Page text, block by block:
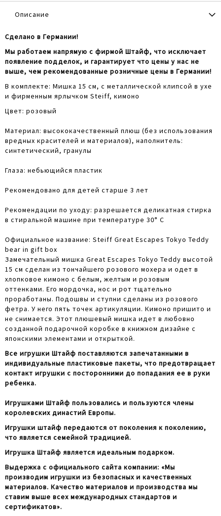
Описание
Сделано в Германии!
Мы работаем напрямую с фирмой Штайф, что исключает
появление подделок, и гарантирует что цены у нас не
выше, чем рекомендованные розничные цены в Германии!
В комплекте: Мишка 15 см, с металлической клипсой в ухе
и фирменным ярлычком Steiff, кимоно
Цвет: розовый
Материал: высококачественный плюш (без использования
вредных красителей и материалов), наполнитель:
синтетический, гранулы
Глаза: небьющийся пластик
Рекомендовано для детей старше 3 лет
Рекомендации по уходу: разрешается деликатная стирка
в стиральной машине при температуре 30° C
Официальное название: Steiff Great Escapes Tokyo Teddy
bear in gift box
Замечательный мишка Great Escapes Tokyo Teddy высотой
15 см сделан из тончайшего розового мохера и одет в
хлопковое кимоно с белым, желтым и розовым
оттенками. Его мордочка, нос и рот тщательно
проработаны. Подошвы и ступни сделаны из розового
фетра. У него пять точек артикуляции. Кимоно пришито и
не снимается. Этот плюшевый мишка идет в любовно
созданной подарочной коробке в ​​книжном дизайне с
японскими элементами и открыткой.
Все игрушки Штайф поставляются запечатанными в
индивидуальные пластиковые пакеты, что предотвращает
контакт игрушки с посторонними до попадания ее в руки
ребенка.
Игрушками Штайф пользовались и пользуются члены
королевских династий Европы.
Игрушки штайф передаются от поколения к поколению,
что является семейной традицией.
Игрушка Штайф является идеальным подарком.
Выдержка с официального сайта компании: «Мы
производим игрушки из безопасных и качественных
материалов. Качество материалов и производства мы
ставим выше всех международных стандартов и
сертификатов».